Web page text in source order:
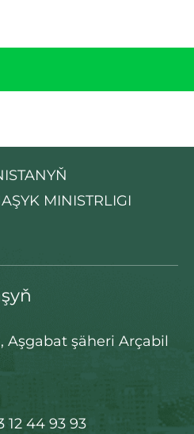
MINISTRLIGI
Aşgabat şäheri Arçabil
12 44 93 93